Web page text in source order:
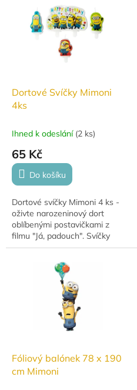
u
Dortové Svíčky Mimoni
4ks
Ihned k odeslání (2 ks)
65 Kč
Do košíku
Dortové svíčky Mimoni 4 ks -
oživte narozeninový dort
oblíbenými postavičkami z
filmu "Já, padouch". Svíčky
slouží také jako zápich do
Fóliový balónek 78 x 190
cm Mimoni